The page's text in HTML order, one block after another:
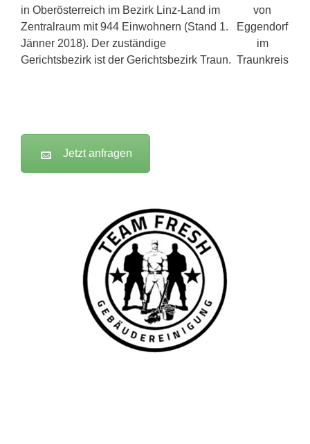
in Oberösterreich im Bezirk Linz-Land im
Zentralraum mit 944 Einwohnern (Stand 1.
Jänner 2018). Der zuständige
Gerichtsbezirk ist der Gerichtsbezirk Traun.
Jetzt anfragen